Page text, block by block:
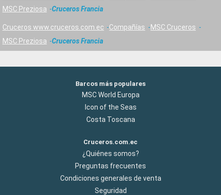
MSC Preziosa
Cruceros Francia
Cruceros www.cruceros.com.ec Compañías
MSC Cruceros
MSC Preziosa
Cruceros Francia
Barcos más populares
MSC World Europa
Icon of the Seas
Costa Toscana
Cruceros.com.ec
¿Quiénes somos?
Preguntas frecuentes
Condiciones generales de venta
Seguridad